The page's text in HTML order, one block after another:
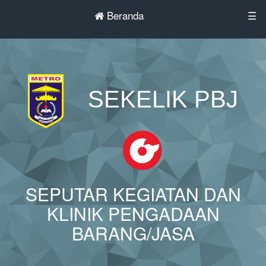
Beranda ☰
SEKELIK PBJ
SEPUTAR KEGIATAN DAN
KLINIK PENGADAAN
BARANG/JASA